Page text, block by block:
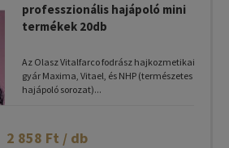
professzionális hajápoló mini
termékek 20db
Az Olasz Vitalfarco fodrász hajkozmetikai
gyár Maxima, Vitael, és NHP (természetes
hajápoló sorozat)...
2 858 Ft / db